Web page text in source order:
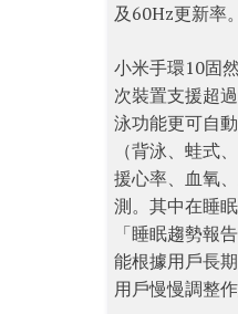
及60Hz更新率。
小米手環10固
次裝置支援超
泳功能更可自
（背泳、蛙式
援心率、血氧
測。其中在睡
「睡眠趨勢報
能根據用戶長
用戶慢慢調整